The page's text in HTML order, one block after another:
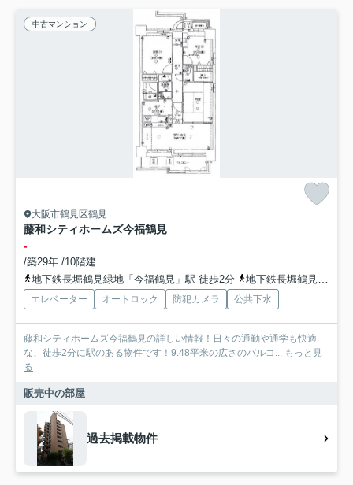
中古マンション
大阪市鶴見区鶴見
藤和シティホームズ今福鶴見
-
/築29年 /10階建
地下鉄長堀鶴見緑地「今福鶴見」駅 徒歩2分
地下鉄長堀鶴見緑地「横堤」駅 徒歩15分
エレベーター オートロック 防犯カメラ 公共下水
藤和シティホームズ今福鶴見の詳しい情報！日々の通勤や通学も快適
な、徒歩2分に駅のある物件です！9.48平米の広さのバルコ... もっと見
る
販売中の部屋
過去掲載物件